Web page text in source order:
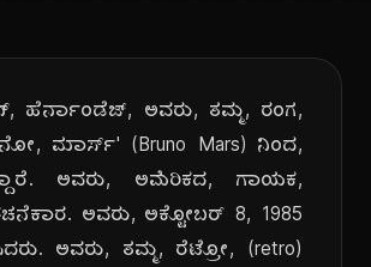
ಹೆರ್ನಾಂಡೆಜ್, ಅವರು, ತಮ್ಮ, ರಂಗ,
ಮಾರ್ಸ್' (Bruno Mars) ನಿಂದ,
ಅವರು, ಅಮೆರಿಕದ, ಗಾಯಕ,
ಅವರು, ಅಕ್ಟೋಬರ್ 8, 1985
ಅವರು, ತಮ್ಮ, ರೆಟ್ರೋ, (retro)